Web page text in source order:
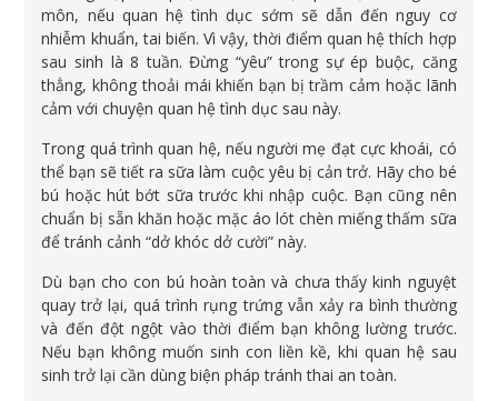
môn, nếu quan hệ tình dục sớm sẽ dẫn đến nguy cơ
nhiễm khuẩn, tai biến. Vì vậy, thời điểm quan hệ thích hợp
sau sinh là 8 tuần. Đừng “yêu” trong sự ép buộc, căng
thẳng, không thoải mái khiến bạn bị trầm cảm hoặc lãnh
cảm với chuyện quan hệ tình dục sau này.
Trong quá trình quan hệ, nếu người mẹ đạt cực khoái, có
thể bạn sẽ tiết ra sữa làm cuộc yêu bị cản trở. Hãy cho bé
bú hoặc hút bớt sữa trước khi nhập cuộc. Bạn cũng nên
chuẩn bị sẵn khăn hoặc mặc áo lót chèn miếng thấm sữa
để tránh cảnh “dở khóc dở cười” này.
Dù bạn cho con bú hoàn toàn và chưa thấy kinh nguyệt
quay trở lại, quá trình rụng trứng vẫn xảy ra bình thường
và đến đột ngột vào thời điểm bạn không lường trước.
Nếu bạn không muốn sinh con liền kề, khi quan hệ sau
sinh trở lại cần dùng biện pháp tránh thai an toàn.